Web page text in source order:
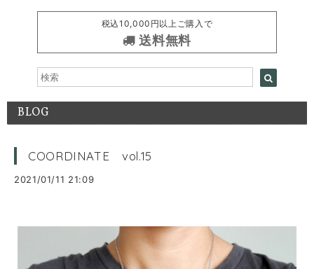
税込10,000円以上ご購入で
送料無料
BLOG
COORDINATE vol.15
2021/01/11 21:09